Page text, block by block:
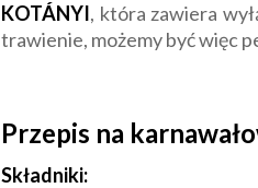
KOTÁNYI, która zawiera
trawienie, możemy być więc
Przepis na
Składniki: